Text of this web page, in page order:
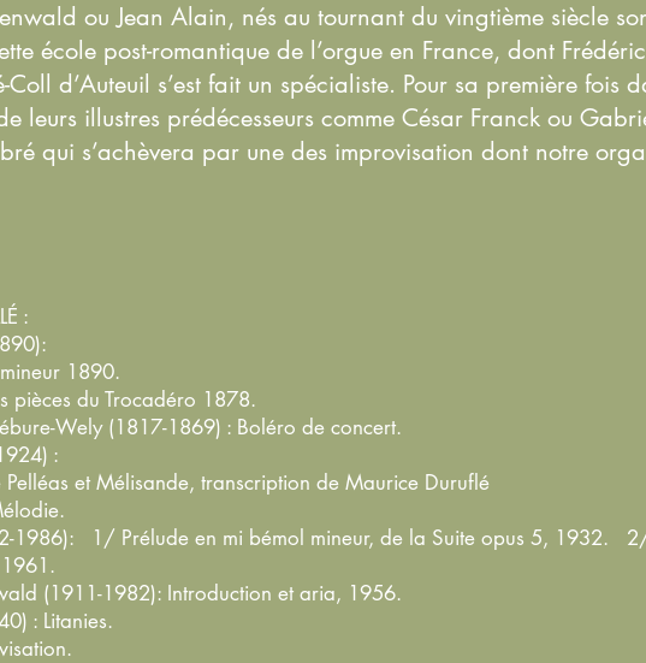
ou Jean Alain, nés au tournant du vingtième siècle
école post-romantique de l’orgue en France, dont
d’Auteuil s’est fait un spécialiste. Pour sa première fois
leurs illustres prédécesseurs comme César Franck ou
qui s’achèvera par une des improvisation dont notre
:
1890.
pièces du Trocadéro 1878.
Wely (1817-1869) : Boléro de concert.
:
et Mélisande, transcription de Maurice Duruflé
1986): 1/ Prélude en mi bémol mineur, de la Suite opus 5, 1932. 2/
1961.
(1911-1982): Introduction et aria, 1956.
: Litanies.